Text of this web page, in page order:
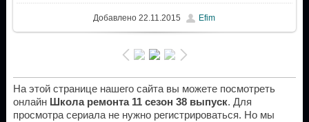
Добавлено 22.11.2015 Efim
На этой странице нашего сайта вы можете посмотреть
онлайн Школа ремонта 11 сезон 38 выпуск. Для
просмотра сериала не нужно регистрироваться. Но мы